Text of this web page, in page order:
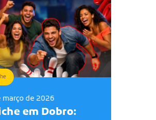
março de 2026
em Dobro: